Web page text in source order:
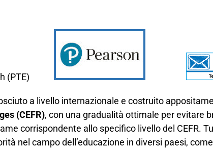
(PTE)
a livello internazionale e costruito
(CEFR), con una gradualità ottimale per evitare
corrispondente allo specifico livello del CEFR.
nel campo dell’educazione in diversi paesi,